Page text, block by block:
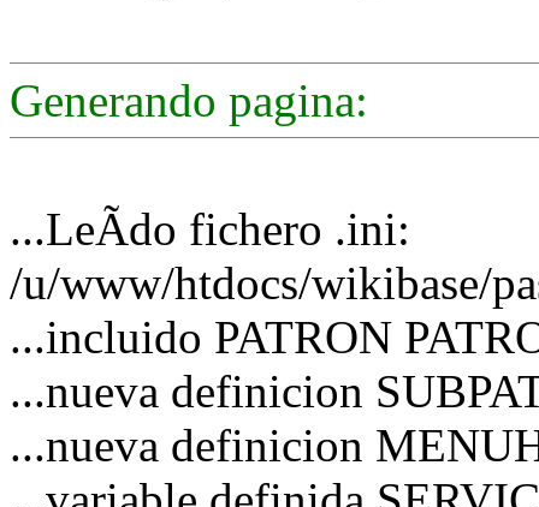
Generando pagina:
...LeÃ­do fichero .ini:
/u/www/htdocs/wikibase/
...incluido PATRON
...nueva definicion
...nueva definicion